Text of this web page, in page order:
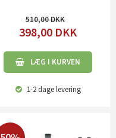
510,00
398,00 DKK
LÆG I KURVEN
1-2 dagelevering